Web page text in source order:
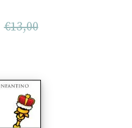
€13,00